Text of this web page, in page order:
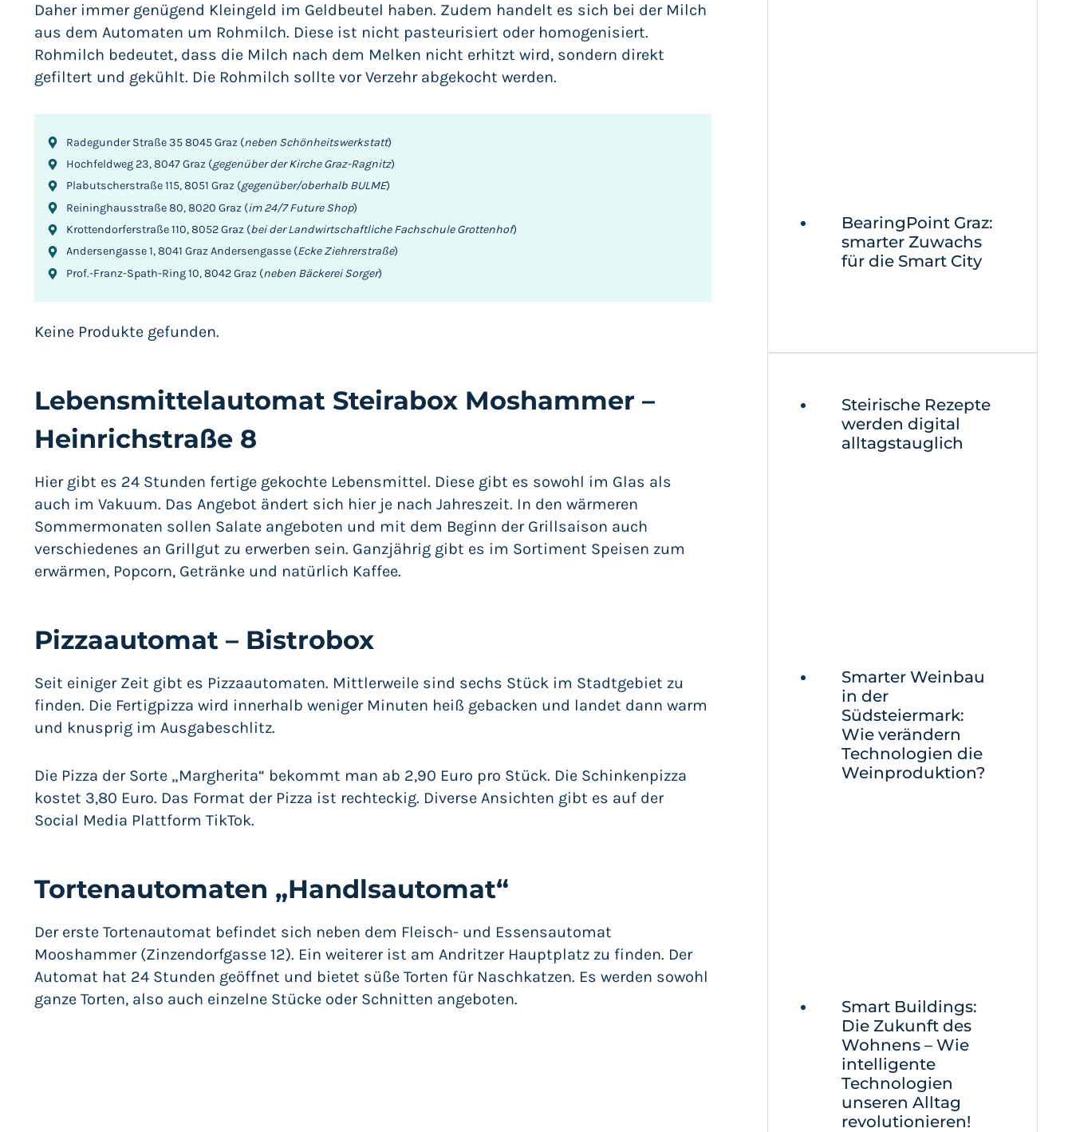
Daher immer genügend Kleingeld im Geldbeutel haben. Zudem handelt es sich bei der Milch
aus dem Automaten um Rohmilch. Diese ist nicht pasteurisiert oder homogenisiert.
Rohmilch bedeutet, dass die Milch nach dem Melken nicht erhitzt wird, sondern direkt
gefiltert und gekühlt. Die Rohmilch sollte vor Verzehr abgekocht werden.
Radegunder Straße 35 8045 Graz (neben Schönheitswerkstatt)
Hochfeldweg 23, 8047 Graz (gegenüber der Kirche Graz-Ragnitz)
Plabutscherstraße 115, 8051 Graz (gegenüber/oberhalb BULME)
Reininghausstraße 80, 8020 Graz (im 24/7 Future Shop)
Krottendorferstraße 110, 8052 Graz (bei der Landwirtschaftliche Fachschule Grottenhof)
Andersengasse 1, 8041 Graz Andersengasse (Ecke Ziehrerstraße)
Prof.-Franz-Spath-Ring 10, 8042 Graz (neben Bäckerei Sorger)
Keine Produkte gefunden.
Lebensmittelautomat Steirabox Moshammer –
Heinrichstraße 8
Hier gibt es 24 Stunden fertige gekochte Lebensmittel. Diese gibt es sowohl im Glas als
auch im Vakuum. Das Angebot ändert sich hier je nach Jahreszeit. In den wärmeren
Sommermonaten sollen Salate angeboten und mit dem Beginn der Grillsaison auch
verschiedenes an Grillgut zu erwerben sein. Ganzjährig gibt es im Sortiment Speisen zum
erwärmen, Popcorn, Getränke und natürlich Kaffee.
Pizzaautomat – Bistrobox
Seit einiger Zeit gibt es Pizzaautomaten. Mittlerweile sind sechs Stück im Stadtgebiet zu
finden. Die Fertigpizza wird innerhalb weniger Minuten heiß gebacken und landet dann warm
und knusprig im Ausgabeschlitz.
Die Pizza der Sorte „Margherita“ bekommt man ab 2,90 Euro pro Stück. Die Schinkenpizza
kostet 3,80 Euro. Das Format der Pizza ist rechteckig. Diverse Ansichten gibt es auf der
Social Media Plattform TikTok.
Tortenautomaten „Handlsautomat“
Der erste Tortenautomat befindet sich neben dem Fleisch- und Essensautomat
Mooshammer (Zinzendorfgasse 12). Ein weiterer ist am Andritzer Hauptplatz zu finden. Der
Automat hat 24 Stunden geöffnet und bietet süße Torten für Naschkatzen. Es werden sowohl
ganze Torten, also auch einzelne Stücke oder Schnitten angeboten.
BearingPoint Graz:
smarter Zuwachs
für die Smart City
Steirische Rezepte
werden digital
alltagstauglich
Smarter Weinbau
in der
Südsteiermark:
Wie verändern
Technologien die
Weinproduktion?
Smart Buildings:
Die Zukunft des
Wohnens – Wie
intelligente
Technologien
unseren Alltag
revolutionieren!